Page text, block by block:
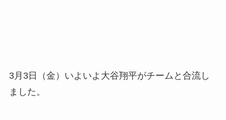
3月3日（金）いよいよ大谷翔平がチームと合流し
ました。